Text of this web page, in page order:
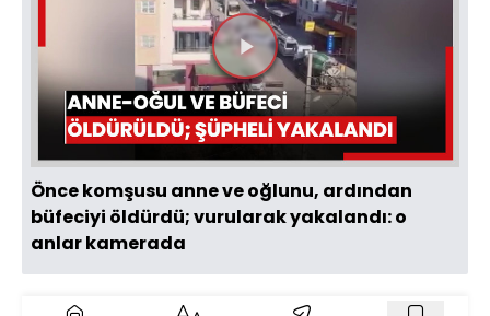
Videoyu
Oynat
Önce komşusu anne ve oğlunu, ardından
büfeciyi öldürdü; vurularak yakalandı: o
anlar kamerada